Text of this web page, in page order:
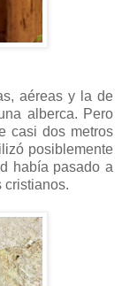
aéreas y la de
alberca. Pero
casi dos metros
posiblemente
había pasado a
cristianos.